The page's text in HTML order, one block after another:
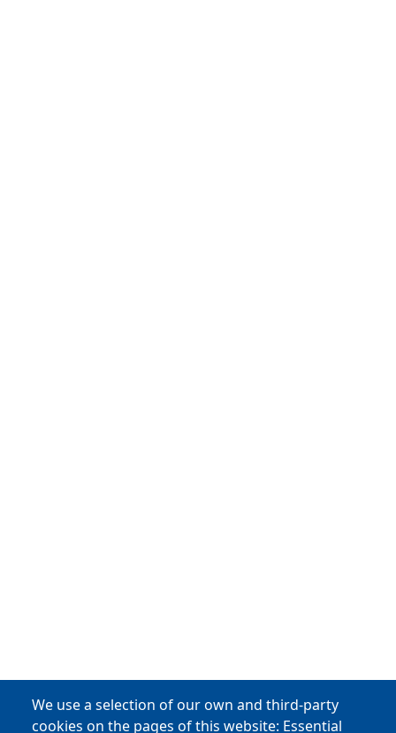
We use a selection of our own and third-party
cookies on the pages of this website: Essential